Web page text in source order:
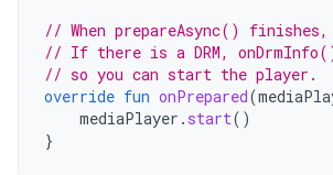
// When prepareAsync()
// If there is a DRM,
// so you can start the player.
override fun onPrepared(
mediaPlayer . start()
}